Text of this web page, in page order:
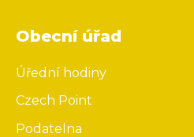
Obecní úřad
Úřední hodiny
Czech Point
Podatelna